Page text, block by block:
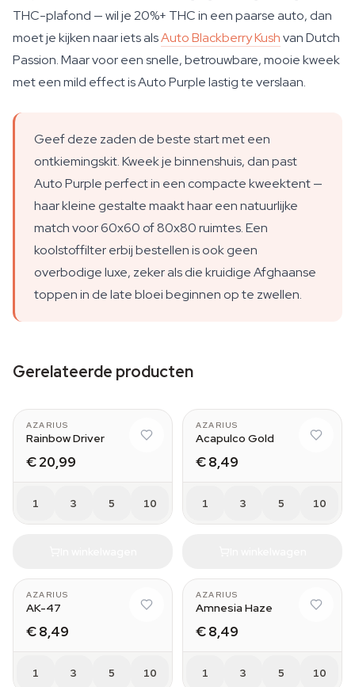
THC-plafond — wil je 20%+ THC in een paarse auto, dan
moet je kijken naar iets alsAuto Blackberry Kushvan Dutch
Passion. Maar voor een snelle, betrouwbare, mooie kweek
met een mild effect is Auto Purple lastig te verslaan.
Geef deze zaden de beste start met een
ontkiemingskit. Kweek je binnenshuis, dan past
Auto Purple perfect in een compacte kweektent —
haar kleine gestalte maakt haar een natuurlijke
match voor 60x60 of 80x80 ruimtes. Een
koolstoffilter erbij bestellen is ook geen
overbodige luxe, zeker als die kruidige Afghaanse
toppen in de late bloei beginnen op te zwellen.
Gerelateerde producten
AZARIUS
Rainbow Driver
€ 20,99
1 3 5 10
AZARIUS
Acapulco Gold
€ 8,49
1 3 5 10
AZARIUS
AK-47
€ 8,49
1 3 5 10
AZARIUS
Amnesia Haze
€ 8,49
1 3 5 10